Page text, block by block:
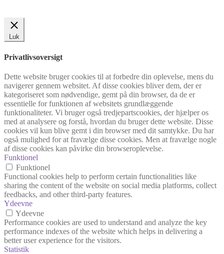
Luk
Privatlivsoversigt
Dette website bruger cookies til at forbedre din oplevelse, mens du
navigerer gennem websitet. Af disse cookies bliver dem, der er
kategoriseret som nødvendige, gemt på din browser, da de er
essentielle for funktionen af websitets grundlæggende
funktionaliteter. Vi bruger også tredjepartscookies, der hjælper os
med at analysere og forstå, hvordan du bruger dette website. Disse
cookies vil kun blive gemt i din browser med dit samtykke. Du har
også mulighed for at fravælge disse cookies. Men at fravælge nogle
af disse cookies kan påvirke din browseroplevelse.
Funktionel
Funktionel
Functional cookies help to perform certain functionalities like
sharing the content of the website on social media platforms, collect
feedbacks, and other third-party features.
Ydeevne
Ydeevne
Performance cookies are used to understand and analyze the key
performance indexes of the website which helps in delivering a
better user experience for the visitors.
Statistik